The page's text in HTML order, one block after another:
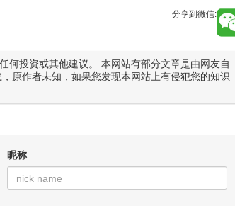
分享到微信:
何投资或其他建议。 本网站有部分文章是由网友自
原作者未知，如果您发现本网站上有侵犯您的知识
昵称